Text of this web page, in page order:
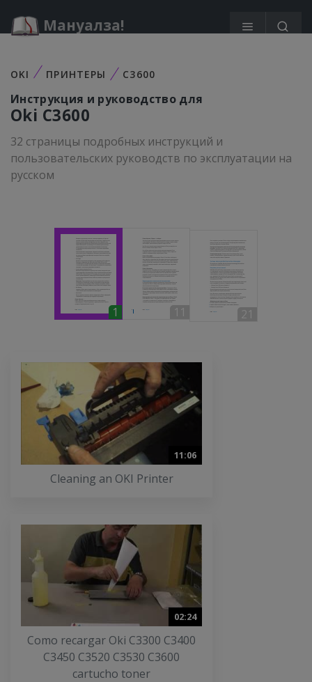
Мануалза!
OKI ПРИНТЕРЫ C3600
Инструкция и руководство для
Oki C3600
32 страницы подробных инструкций и
пользовательских руководств по эксплуатации на
русском
1 11 21
11:06
Cleaning an OKI Printer
02:24
Como recargar Oki C3300 C3400
C3450 C3520 C3530 C3600
cartucho toner